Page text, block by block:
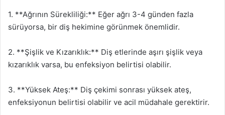
1. **Ağrının Sürekliliği:** Eğer ağrı 3-4 günden fazla
sürüyorsa, bir diş hekimine görünmek önemlidir.
2. **Şişlik ve Kızarıklık:** Diş etlerinde aşırı şişlik veya
kızarıklık varsa, bu enfeksiyon belirtisi olabilir.
3. **Yüksek Ateş:** Diş çekimi sonrası yüksek ateş,
enfeksiyonun belirtisi olabilir ve acil müdahale gerektirir.